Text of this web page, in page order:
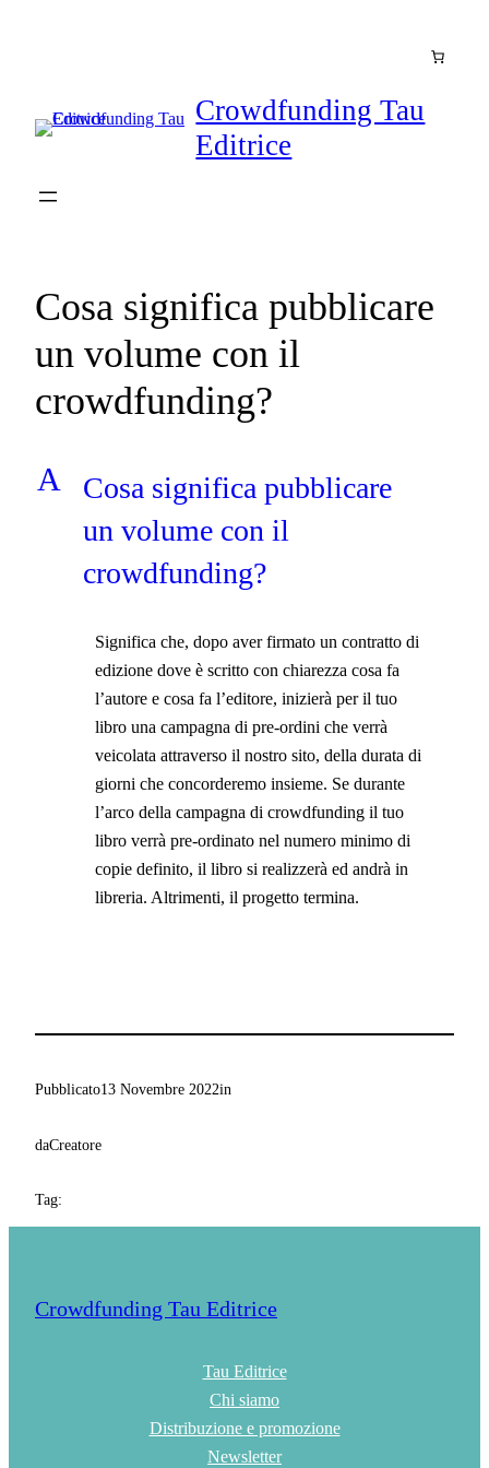
Crowdfunding Tau
Editrice
Cosa significa pubblicare
un volume con il
crowdfunding?
A
Cosa significa pubblicare
un volume con il
crowdfunding?
Significa che, dopo aver firmato un contratto di
edizione dove è scritto con chiarezza cosa fa
l’autore e cosa fa l’editore, inizierà per il tuo
libro una campagna di pre-ordini che verrà
veicolata attraverso il nostro sito, della durata di
giorni che concorderemo insieme. Se durante
l’arco della campagna di crowdfunding il tuo
libro verrà pre-ordinato nel numero minimo di
copie definito, il libro si realizzerà ed andrà in
libreria. Altrimenti, il progetto termina.
Pubblicato13 Novembre 2022in
daCreatore
Tag:
Crowdfunding Tau Editrice
Tau Editrice
Chi siamo
Distribuzione e promozione
Newsletter